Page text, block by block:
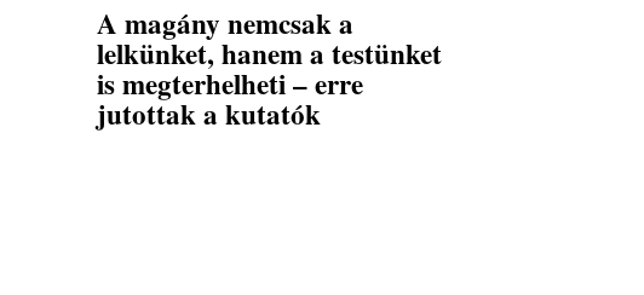
A magány nemcsak a
lelkünket, hanem a testünket
is megterhelheti – erre
jutottak a kutatók